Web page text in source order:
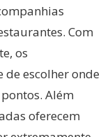
Com
os
escolher onde
Além
oferecem